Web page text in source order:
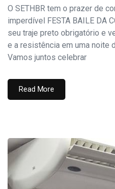
O SETHBR tem o prazer de
imperdível FESTA BAILE DA
seu traje preto obrigatório e
e a resistência em uma noite
Vamos juntos celebrar
Read More